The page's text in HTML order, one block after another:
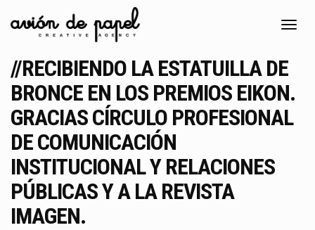
//RECIBIENDO LA ESTATUILLA DE
BRONCE EN LOS PREMIOS EIKON.
GRACIAS CÍRCULO PROFESIONAL
DE COMUNICACIÓN
INSTITUCIONAL Y RELACIONES
PÚBLICAS Y A LA REVISTA
IMAGEN.